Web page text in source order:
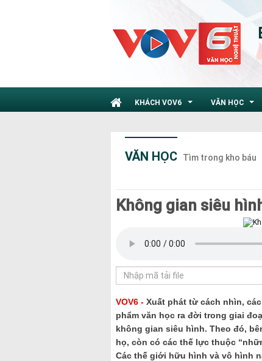
KHÁCH VOV6 VĂN HỌC
VĂN HỌC Tìm trong kho báu
Không gian siêu
VOV6 - Xuất phát từ cách nhìn,
phẩm văn học ra đời trong giai
không gian siêu hình. Theo đó,
họ, còn có các thế lực thuộc
Các thế giới hữu hình và vô hình